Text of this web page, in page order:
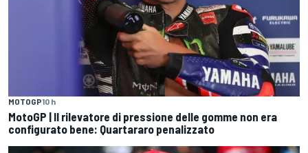
MOTOGP10 h
MotoGP | Il rilevatore di pressione delle gomme non era
configurato bene: Quartararo penalizzato